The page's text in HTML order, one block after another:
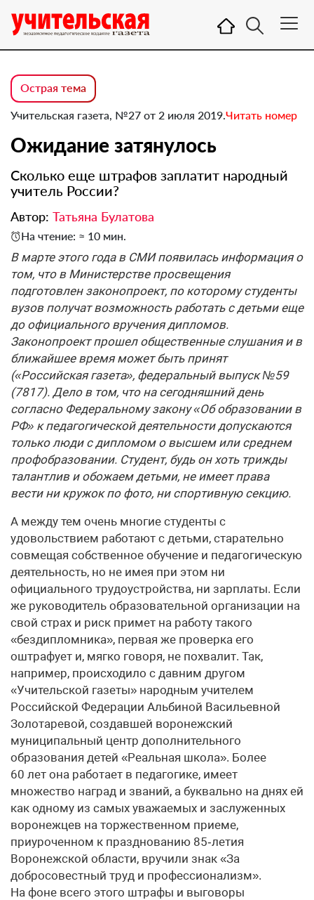
Острая тема
Учительская газета, №27 от 2 июля 2019.Читать номер
Ожидание затянулось
Сколько еще штрафов заплатит народный
учитель России?
Автор: Татьяна Булатова
На чтение: ≈ 10 мин.
В марте этого года в СМИ появилась информация о
том, что в Министерстве просвещения
подготовлен законопроект, по которому студенты
вузов получат возможность работать с детьми еще
до официального вручения дипломов.
Законопроект прошел общественные слушания и в
ближайшее время может быть принят
(«Российская газета», федеральный выпуск №59
(7817). Дело в том, что на сегодняшний день
согласно Федеральному закону «Об образовании в
РФ» к педагогической деятельности допускаются
только люди с дипломом о высшем или среднем
профобразовании. Студент, будь он хоть трижды
талантлив и обожаем детьми, не имеет права
вести ни кружок по фото, ни спортивную секцию.
А между тем очень многие студенты с
удовольствием работают с детьми, старательно
совмещая собственное обучение и педагогическую
деятельность, но не имея при этом ни
официального трудоустройства, ни зарплаты. Если
же руководитель образовательной организации на
свой страх и риск примет на работу такого
«бездипломника», первая же проверка его
оштрафует и, мягко говоря, не похвалит. Так,
например, происходило с давним другом
«Учительской газеты» народным учителем
Российской Федерации Альбиной Васильевной
Золотаревой, создавшей воронежский
муниципальный центр дополнительного
образования детей «Реальная школа». Более
60 лет она работает в педагогике, имеет
множество наград и званий, а буквально на днях ей
как одному из самых уважаемых и заслуженных
воронежцев на торжественном приеме,
приуроченном к празднованию 85‑летия
Воронежской области, вручили знак «За
добросовестный труд и профессионализм».
На фоне всего этого штрафы и выговоры